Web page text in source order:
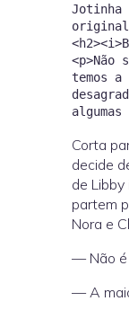
Jotinha
<p>Não
temos
Corta
decide
de
partem
Nora e
— Não é
— A